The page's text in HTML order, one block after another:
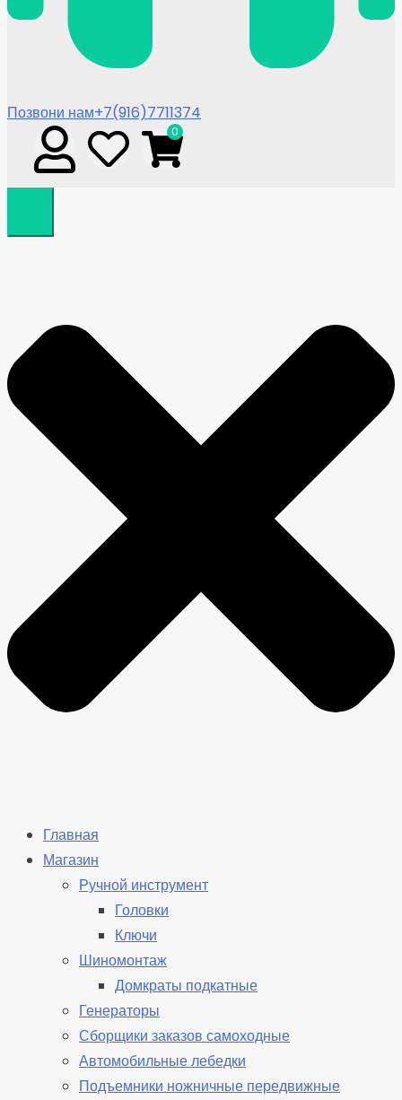
Позвони нам+7(916)7711374
0
Главная
Магазин
Ручной инструмент
Головки
Ключи
Шиномонтаж
Домкраты подкатные
Генераторы
Сборщики заказов самоходные
Автомобильные лебедки
Подъемники ножничные передвижные